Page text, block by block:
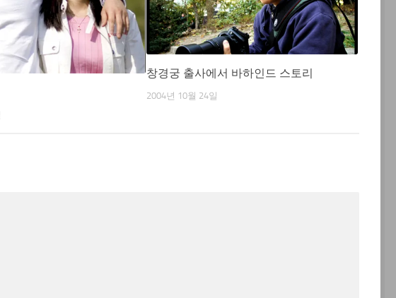
창경궁 출사에서 바하인드 스토리
2004년 10월 24일